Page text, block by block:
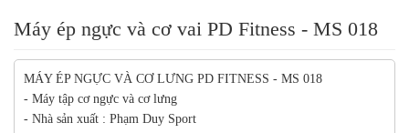
Máy ép ngực và cơ vai PD Fitness - MS 018
MÁY ÉP NGỰC VÀ CƠ LƯNG PD FITNESS - MS 018
- Máy tập cơ ngực và cơ lưng
- Nhà sản xuất : Phạm Duy Sport